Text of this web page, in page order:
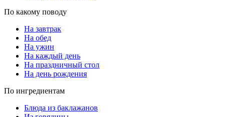
По какому поводу
На завтрак
На обед
На ужин
На каждый день
На праздничный стол
На день рождения
По ингредиентам
Блюда из баклажанов